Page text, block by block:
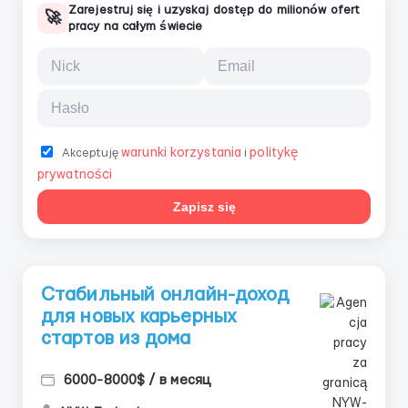
🚀
Zarejestruj się i uzyskaj dostęp do milionów ofert
pracy na całym świecie
Akceptujęwarunki korzystania i politykę
prywatności
Zapisz się
Стабильный онлайн-доход
для новых карьерных
стартов из дома
6000-8000$ / в месяц